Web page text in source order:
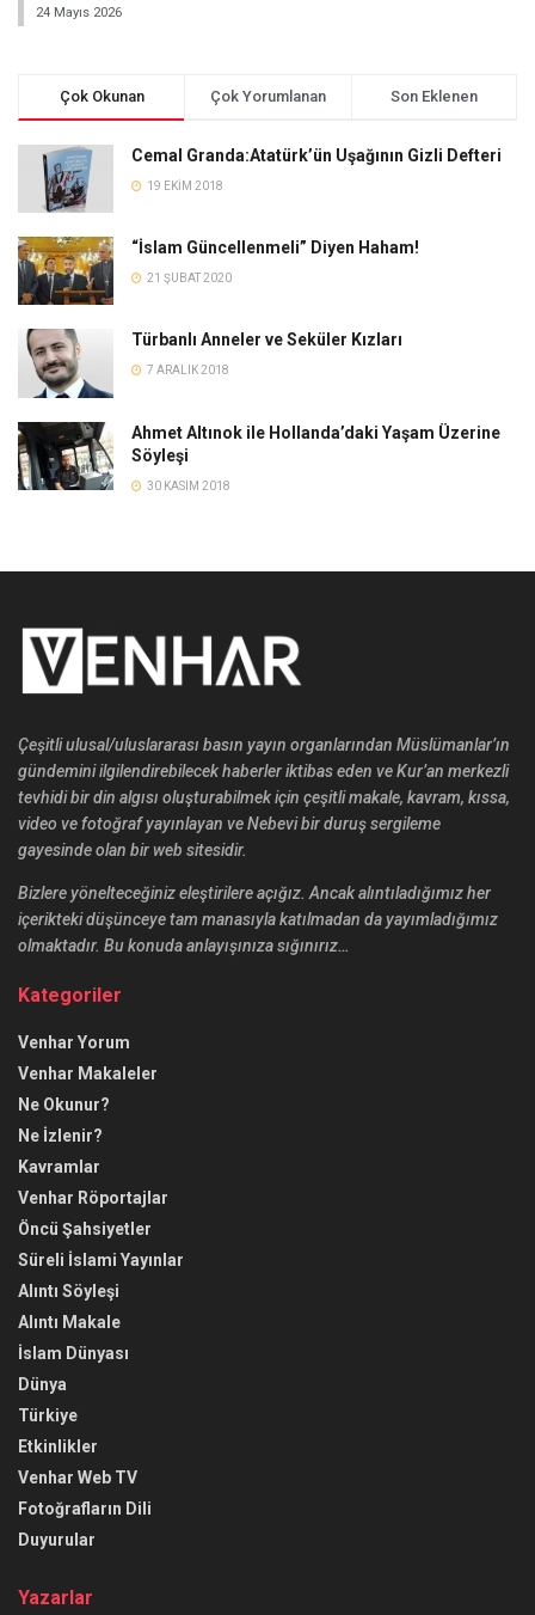
24 Mayıs 2026
Çok Okunan Çok Yorumlanan Son Eklenen
Cemal Granda:Atatürk’ün Uşağının Gizli Defteri
19 EKIM 2018
“İslam Güncellenmeli” Diyen Haham!
21 ŞUBAT 2020
Türbanlı Anneler ve Seküler Kızları
7 ARALIK 2018
Ahmet Altınok ile Hollanda’daki Yaşam Üzerine
Söyleşi
30 KASIM 2018
Çeşitli ulusal/uluslararası basın yayın organlarından Müslümanlar’ın
gündemini ilgilendirebilecek haberler iktibas eden ve Kur’an merkezli
tevhidi bir din algısı oluşturabilmek için çeşitli makale, kavram, kıssa,
video ve fotoğraf yayınlayan ve Nebevi bir duruş sergileme
gayesinde olan bir web sitesidir.
Bizlere yönelteceğiniz eleştirilere açığız. Ancak alıntıladığımız her
içerikteki düşünceye tam manasıyla katılmadan da yayımladığımız
olmaktadır. Bu konuda anlayışınıza sığınırız…
Kategoriler
Venhar Yorum
Venhar Makaleler
Ne Okunur?
Ne İzlenir?
Kavramlar
Venhar Röportajlar
Öncü Şahsiyetler
Süreli İslami Yayınlar
Alıntı Söyleşi
Alıntı Makale
İslam Dünyası
Dünya
Türkiye
Etkinlikler
Venhar Web TV
Fotoğrafların Dili
Duyurular
Yazarlar